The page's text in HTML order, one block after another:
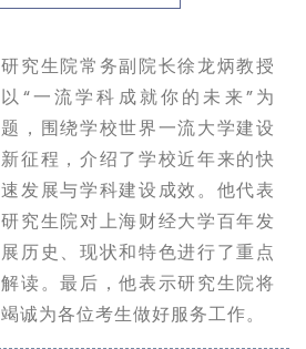
研究生院常务副院长徐龙炳教授
以“一流学科成就你的未来”为
题，围绕学校世界一流大学建设
新征程，介绍了学校近年来的快
速发展与学科建设成效。他代表
研究生院对上海财经大学百年发
展历史、现状和特色进行了重点
解读。最后，他表示研究生院将
竭诚为各位考生做好服务工作。